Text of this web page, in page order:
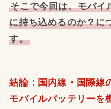
そこで今回は、モバイ
に持ち込めるのか？に
す。
結論：国内線・国際線
モバイルバッテリーを